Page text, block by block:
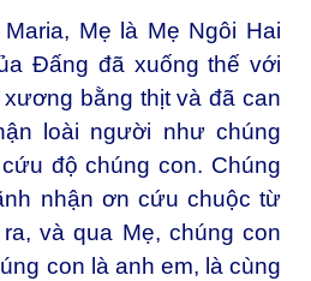
Mẹ là Mẹ Ngôi Hai
Đấng đã xuống thế với
bằng thịt và đã can
loài người như chúng
độ chúng con. Chúng
nhận ơn cứu chuộc từ
và qua Mẹ, chúng con
con là anh em, là cùng